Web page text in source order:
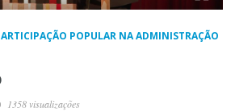
POPULAR NA ADMINISTRAÇÃO
1358 visualizações